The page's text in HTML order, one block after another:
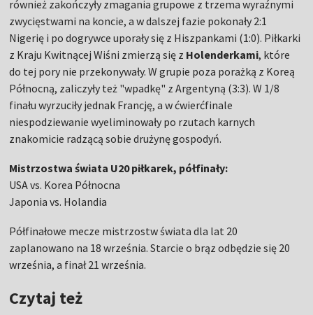
również zakończyły zmagania grupowe z trzema wyraźnymi
zwycięstwami na koncie, a w dalszej fazie pokonały 2:1
Nigerię i po dogrywce uporały się z Hiszpankami (1:0). Piłkarki
z Kraju Kwitnącej Wiśni zmierzą się z Holenderkami, które
do tej pory nie przekonywały. W grupie poza porażką z Koreą
Północną, zaliczyły też "wpadkę" z Argentyną (3:3). W 1/8
finału wyrzuciły jednak Francję, a w ćwierćfinale
niespodziewanie wyeliminowały po rzutach karnych
znakomicie radzącą sobie drużynę gospodyń.
Mistrzostwa świata U20 piłkarek, półfinały:
USA vs. Korea Północna
Japonia vs. Holandia
Półfinałowe mecze mistrzostw świata dla lat 20
zaplanowano na 18 września. Starcie o brąz odbędzie się 20
września, a finał 21 września.
Czytaj też